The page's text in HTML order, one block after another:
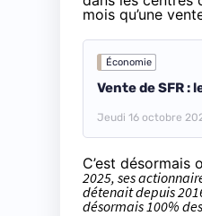
mois qu’une
Économie
Vente de SFR :
Jeudi 16 octobre
C’est désormais
2025, ses
détenait depuis
désormais 100%